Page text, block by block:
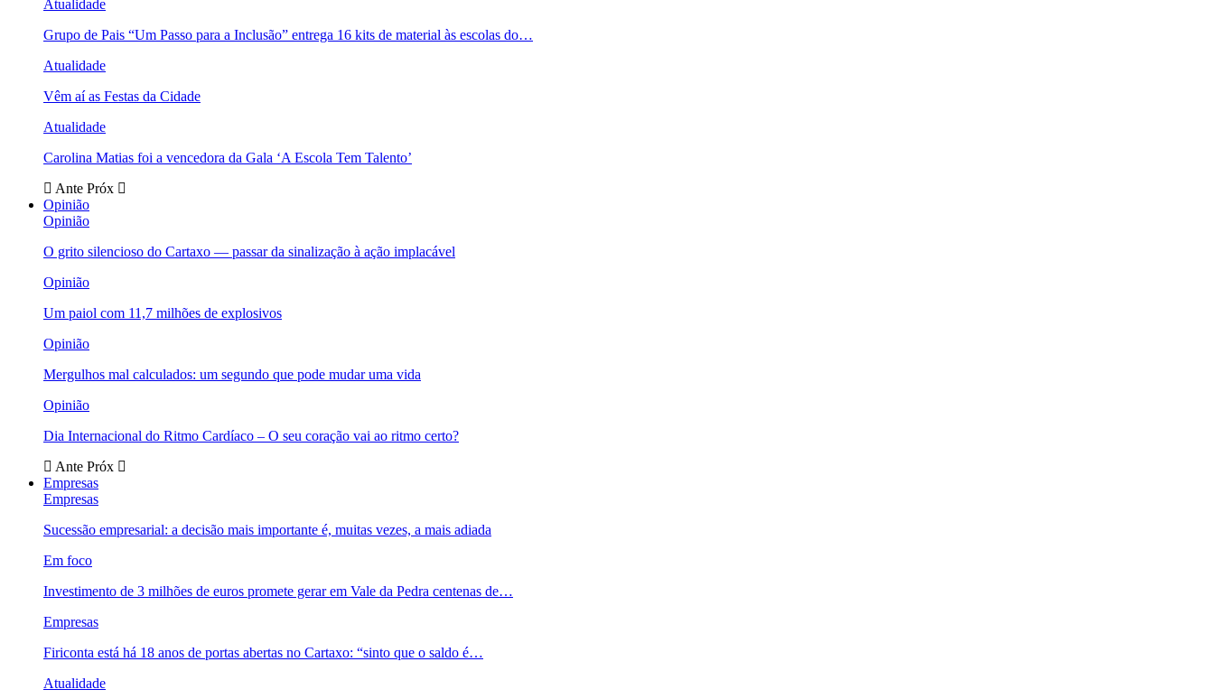
Atualidade
Grupo de Pais “Um Passo para a Inclusão” entrega 16 kits de material às escolas do…
Atualidade
Vêm aí as Festas da Cidade
Atualidade
Carolina Matias foi a vencedora da Gala ‘A Escola Tem Talento’
Ante Próx
Opinião
Opinião
O grito silencioso do Cartaxo — passar da sinalização à ação implacável
Opinião
Um paiol com 11,7 milhões de explosivos
Opinião
Mergulhos mal calculados: um segundo que pode mudar uma vida
Opinião
Dia Internacional do Ritmo Cardíaco – O seu coração vai ao ritmo certo?
Ante Próx
Empresas
Empresas
Sucessão empresarial: a decisão mais importante é, muitas vezes, a mais adiada
Em foco
Investimento de 3 milhões de euros promete gerar em Vale da Pedra centenas de…
Empresas
Firiconta está há 18 anos de portas abertas no Cartaxo: “sinto que o saldo é…
Atualidade